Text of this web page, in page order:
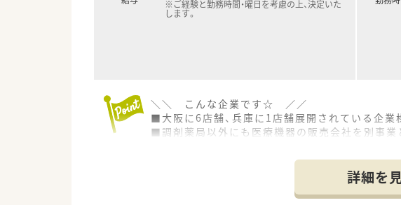
※ご経験と勤務時間・曜日を考慮の上、決定いた
します。
＼＼ こんな企業です☆ ／／
■大阪に6店舗、兵庫に1店舗展開されている企業
■調剤薬局以外にも医療機器の販売会社を別事業
■社員の皆様は「親切・早い・丁寧」をモットー
■とにかくみなさん明るく元気な雰囲気で、入社
■会社として安全面・効率化にはコストをかける
詳細を